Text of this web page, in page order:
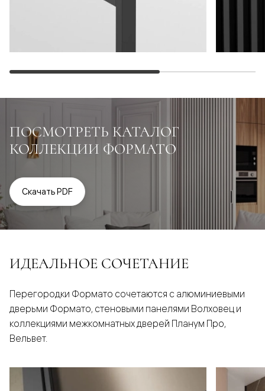
ПОСМОТРЕТЬ КАТАЛОГ
КОЛЛЕКЦИИ ФОРМАТО
Скачать PDF
ИДЕАЛЬНОЕ СОЧЕТАНИЕ
Перегородки Формато сочетаются с алюминиевыми
дверьми Формато, стеновыми панелями Волховец и
коллекциями межкомнатных дверей Планум Про,
Вельвет.